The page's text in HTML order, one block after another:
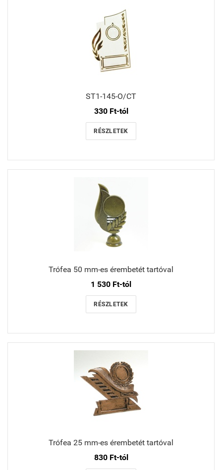
ST1-145-O/CT
330 Ft-tól
RÉSZLETEK
Trófea 50 mm-es érembetét tartóval
1 530 Ft-tól
RÉSZLETEK
Trófea 25 mm-es érembetét tartóval
830 Ft-tól